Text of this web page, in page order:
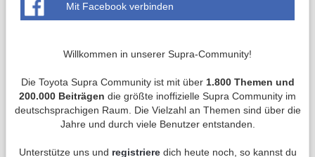
Mit Facebook verbinden
Willkommen in unserer Supra-Community!
Die Toyota Supra Community ist mit über 1.800 Themen und
200.000 Beiträgen die größte inoffizielle Supra Community im
deutschsprachigen Raum. Die Vielzahl an Themen sind über die
Jahre und durch viele Benutzer entstanden.
Unterstütze uns und registrieredich heute noch, so kannst du